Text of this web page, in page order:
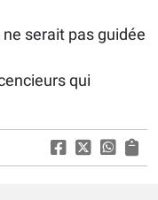
serait pas guidée
qui